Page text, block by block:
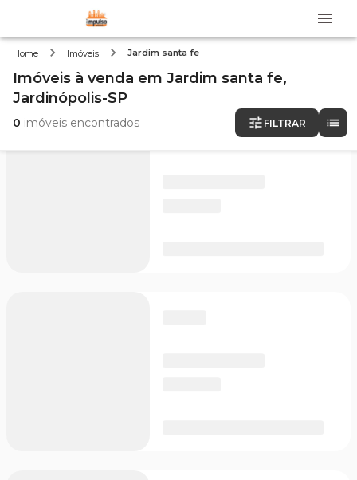
Home Imóveis Jardim santa fe
Imóveis à venda em Jardim santa fe,
Jardinópolis-SP
0 imóveis encontrados FILTRAR